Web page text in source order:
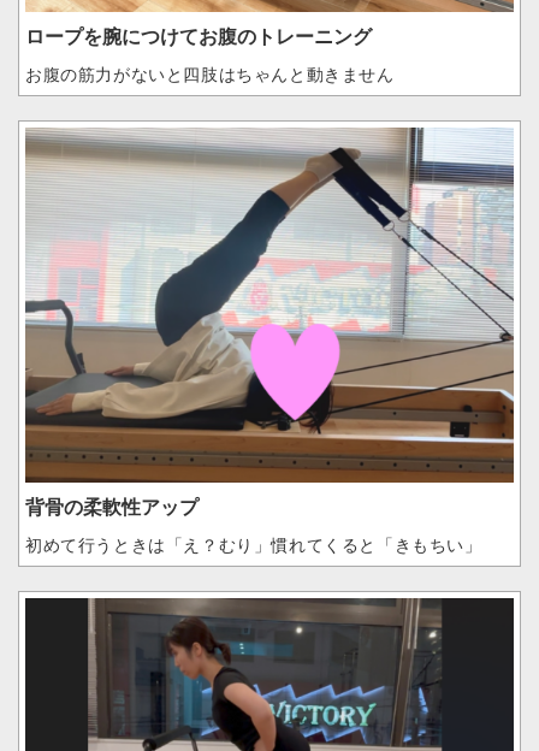
ロープを腕につけてお腹のトレーニング
お腹の筋力がないと四肢はちゃんと動きません
背骨の柔軟性アップ
初めて行うときは「え？むり」慣れてくると「きもちい」